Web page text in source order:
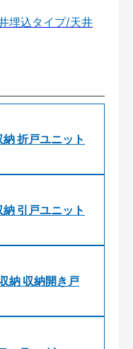
埋込タイプ/天井
折戸ユニット
引戸ユニット
納 収納開き戸